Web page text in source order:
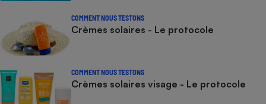
COMMENT NOUS TESTONS
Crèmes solaires - Le protocole
COMMENT NOUS TESTONS
Crèmes solaires visage - Le protocole